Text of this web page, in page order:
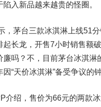
入新品越来越贵的怪圈。
茅台三款冰淇淋上线51分
起长龙，开售7小时销售额
廉吗？不，目前茅台冰淇
“天价冰淇淋”备受争议的
绍，售价为66元的两款冰